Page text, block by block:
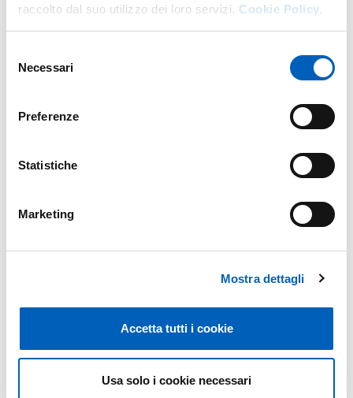
raccolto dal suo utilizzo dei loro servizi. Cookie Policy.
delNecessari
Preferenze
Statistiche
Marketing
Mostra dettagli
Accetta tutti i cookie
Usa solo i cookie necessari
Leaflet
Modified on